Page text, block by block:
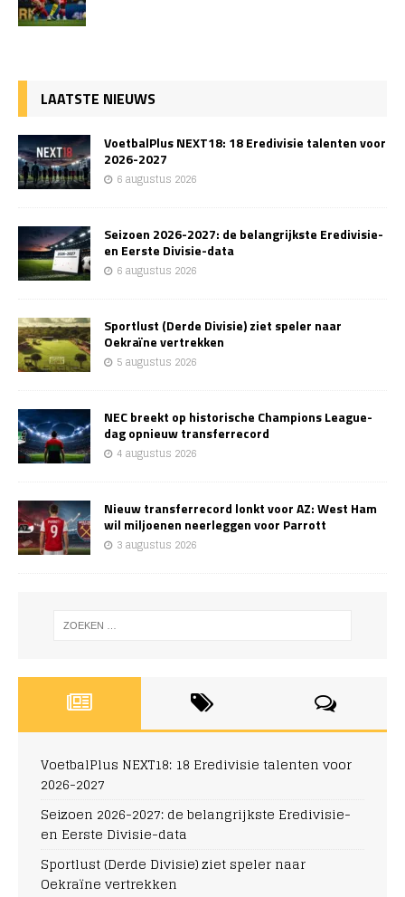
LAATSTE NIEUWS
VoetbalPlus NEXT18: 18 Eredivisie talenten voor
2026-2027
6 augustus 2026
Seizoen 2026-2027: de belangrijkste Eredivisie-
en Eerste Divisie-data
6 augustus 2026
Sportlust (Derde Divisie) ziet speler naar
Oekraïne vertrekken
5 augustus 2026
NEC breekt op historische Champions League-
dag opnieuw transferrecord
4 augustus 2026
Nieuw transferrecord lonkt voor AZ: West Ham
wil miljoenen neerleggen voor Parrott
3 augustus 2026
VoetbalPlus NEXT18: 18 Eredivisie talenten voor
2026-2027
Seizoen 2026-2027: de belangrijkste Eredivisie-
en Eerste Divisie-data
Sportlust (Derde Divisie) ziet speler naar
Oekraïne vertrekken